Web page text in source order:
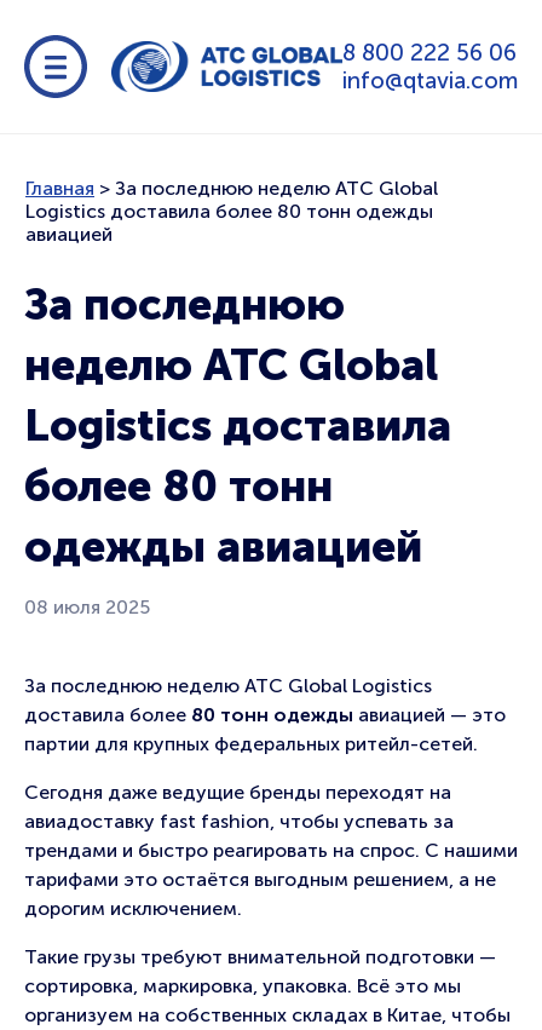
8 800 222 56 06
info@qtavia.com
Главная > За последнюю неделю ATC Global
Logistics доставила более 80 тонн одежды
авиацией
За последнюю
неделю ATC Global
Logistics доставила
более 80 тонн
одежды авиацией
08 июля 2025
За последнюю неделю ATC Global Logistics
доставила более 80 тонн одежды авиацией — это
партии для крупных федеральных ритейл-сетей.
Сегодня даже ведущие бренды переходят на
авиадоставку fast fashion, чтобы успевать за
трендами и быстро реагировать на спрос. С нашими
тарифами это остаётся выгодным решением, а не
дорогим исключением.
Такие грузы требуют внимательной подготовки —
сортировка, маркировка, упаковка. Всё это мы
организуем на собственных складах в Китае, чтобы